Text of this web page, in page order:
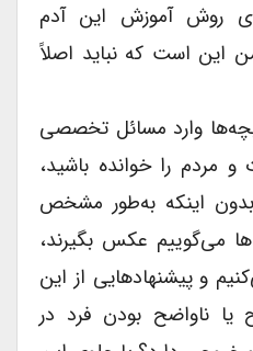
روش آموزش این آدم
این است که نباید اصلاً
وارد مسائل تخصصی
مردم را خوانده باشید،
اینکه به‌طور مشخص
می‌گوییم عکس بگیرند،
و پیشنهادهایی از این
ناواضح بودن فرد در